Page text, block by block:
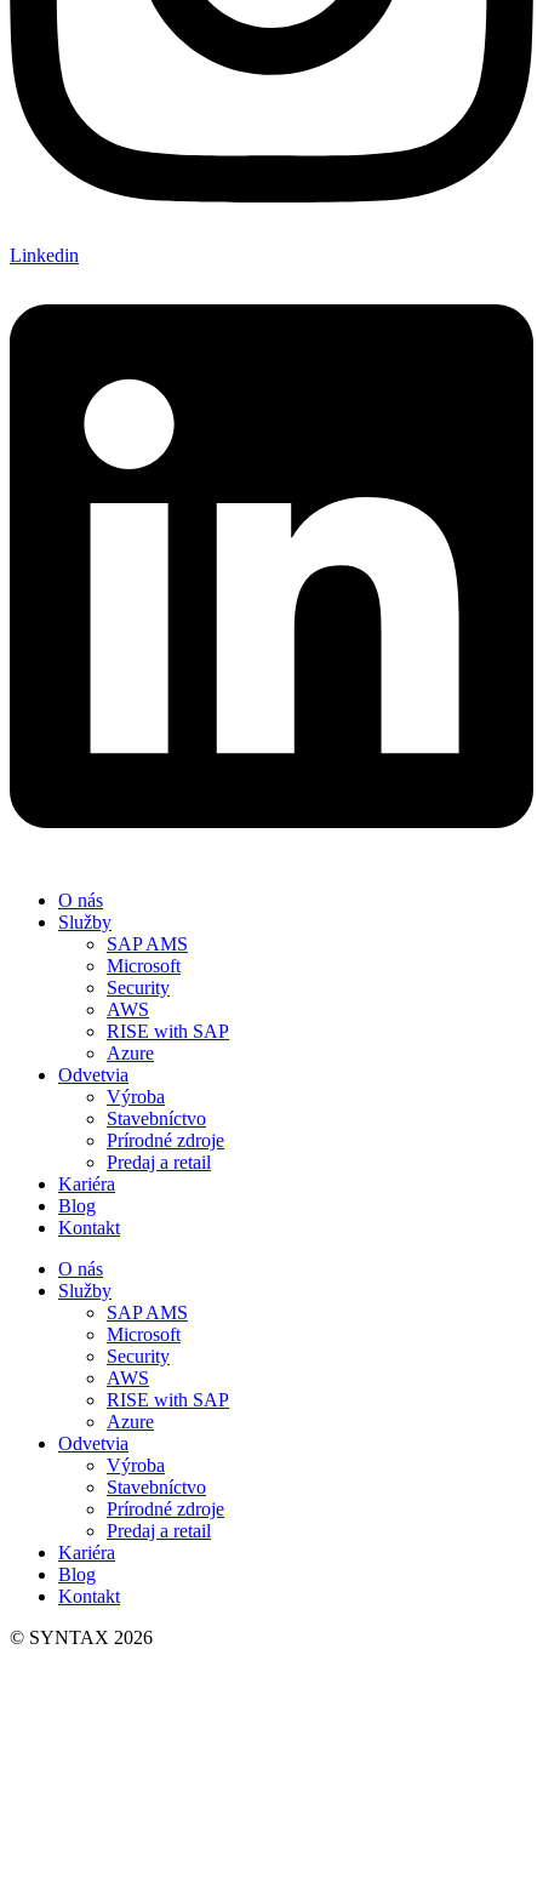
Linkedin
O nás
Služby
SAP AMS
Microsoft
Security
AWS
RISE with SAP
Azure
Odvetvia
Výroba
Stavebníctvo
Prírodné zdroje
Predaj a retail
Kariéra
Blog
Kontakt
O nás
Služby
SAP AMS
Microsoft
Security
AWS
RISE with SAP
Azure
Odvetvia
Výroba
Stavebníctvo
Prírodné zdroje
Predaj a retail
Kariéra
Blog
Kontakt
© SYNTAX 2026